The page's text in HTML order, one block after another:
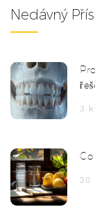
Nedávný
3
20